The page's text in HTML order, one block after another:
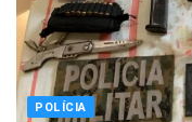
POLÍCIA